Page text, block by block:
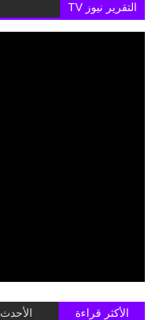
التقرير نيوز TV
الأكثر قراءة الأحدث